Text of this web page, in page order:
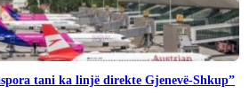
tani ka linjë direkte Gjenevë-Shkup”